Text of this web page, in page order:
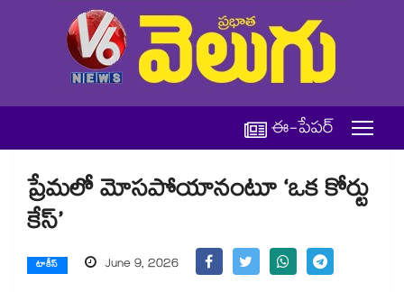
ఈ-పేపర్
ప్రేమలో మోసపోయానంటూ ‘ఒక కోర్టు
కేస్’
టాకీస్ June 9, 2026